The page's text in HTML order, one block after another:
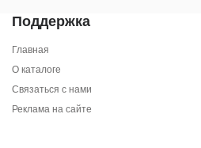
Поддержка
Главная
О каталоге
Связаться с нами
Реклама на сайте